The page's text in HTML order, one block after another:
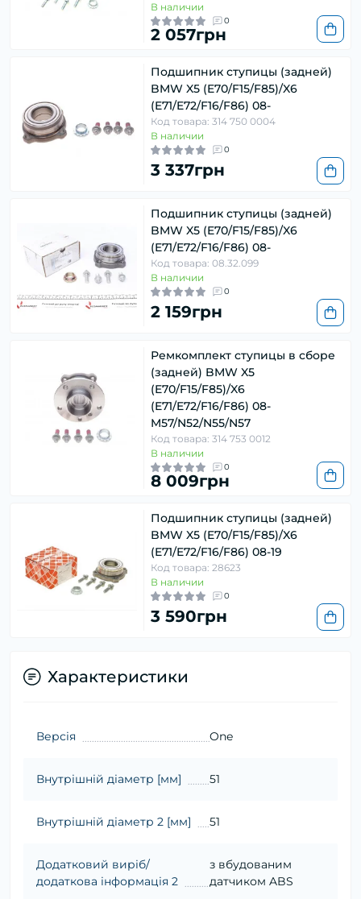
В наличии
0
2 057грн
Подшипник ступицы (задней)
BMW X5 (E70/F15/F85)/X6
(E71/E72/F16/F86) 08-
Код товара: 314 750 0004
В наличии
0
3 337грн
Подшипник ступицы (задней)
BMW X5 (E70/F15/F85)/X6
(E71/E72/F16/F86) 08-
Код товара: 08.32.099
В наличии
0
2 159грн
Ремкомплект ступицы в сборе
(задней) BMW X5
(E70/F15/F85)/X6
(E71/E72/F16/F86) 08-
M57/N52/N55/N57
Код товара: 314 753 0012
В наличии
0
8 009грн
Подшипник ступицы (задней)
BMW X5 (E70/F15/F85)/X6
(E71/E72/F16/F86) 08-19
Код товара: 28623
В наличии
0
3 590грн
Характеристики
Версія One
Внутрішній діаметр [мм] 51
Внутрішній діаметр 2 [мм] 51
Додатковий виріб/
додаткова інформація 2
з вбудованим
датчиком ABS